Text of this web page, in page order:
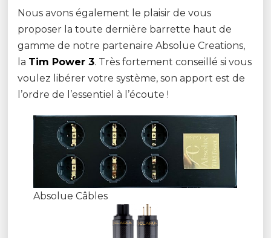
Nous avons également le plaisir de vous
proposer la toute dernière barrette haut de
gamme de notre partenaire Absolue Creations,
la Tim Power 3. Très fortement conseillé si vous
voulez libérer votre système, son apport est de
l’ordre de l’essentiel à l’écoute !
Absolue Câbles